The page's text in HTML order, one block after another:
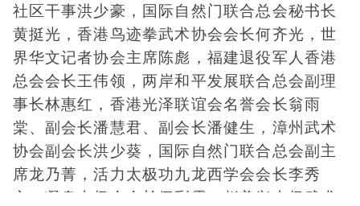
社区干事洪少豪，国际自然门联合总会秘书长
黄挺光，香港鸟迹拳武术协会会长何齐光，世
界华文记者协会主席陈彪，福建退役军人香港
总会会长王伟领，两岸和平发展联合总会副理
事长林惠红，香港光泽联谊会名誉会长翁雨
棠、副会长潘慧君、副会长潘健生，漳州武术
协会副会长洪少葵，国际自然门联合总会副主
席龙乃菁，活力太极功九龙西学会会长李秀
文，凝身太极会会长伍彩霞，赵美兴太极武术